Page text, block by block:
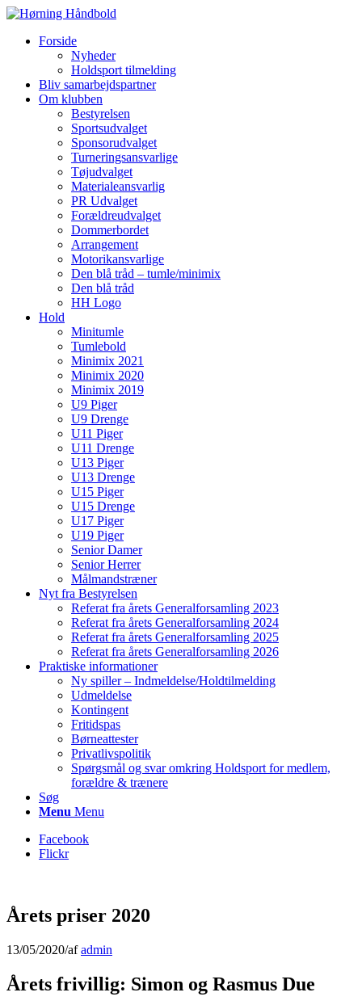
Forside
Nyheder
Holdsport tilmelding
Bliv samarbejdspartner
Om klubben
Bestyrelsen
Sportsudvalget
Sponsorudvalget
Turneringsansvarlige
Tøjudvalget
Materialeansvarlig
PR Udvalget
Forældreudvalget
Dommerbordet
Arrangement
Motorikansvarlige
Den blå tråd – tumle/minimix
Den blå tråd
HH Logo
Hold
Minitumle
Tumlebold
Minimix 2021
Minimix 2020
Minimix 2019
U9 Piger
U9 Drenge
U11 Piger
U11 Drenge
U13 Piger
U13 Drenge
U15 Piger
U15 Drenge
U17 Piger
U19 Piger
Senior Damer
Senior Herrer
Målmandstræner
Nyt fra Bestyrelsen
Referat fra årets Generalforsamling 2023
Referat fra årets Generalforsamling 2024
Referat fra årets Generalforsamling 2025
Referat fra årets Generalforsamling 2026
Praktiske informationer
Ny spiller – Indmeldelse/Holdtilmelding
Udmeldelse
Kontingent
Fritidspas
Børneattester
Privatlivspolitik
Spørgsmål og svar omkring Holdsport for medlem,
forældre & trænere
Søg
Menu Menu
Facebook
Flickr
Årets priser 2020
13/05/2020/afadmin
Årets frivillig: Simon og Rasmus Due